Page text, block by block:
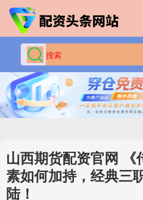
山西期货配资官网
素如何加持，经典三
陆！